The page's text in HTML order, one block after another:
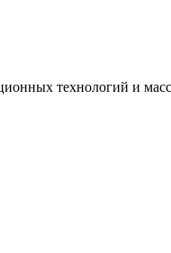
технологий и